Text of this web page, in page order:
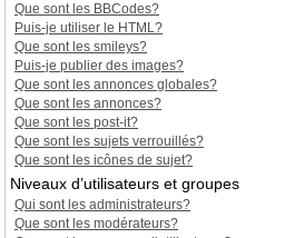
Que sont les BBCodes?
Puis-je utiliser le HTML?
Que sont les smileys?
Puis-je publier des images?
Que sont les annonces globales?
Que sont les annonces?
Que sont les post-it?
Que sont les sujets verrouillés?
Que sont les icônes de sujet?
Niveaux d’utilisateurs et groupes
Qui sont les administrateurs?
Que sont les modérateurs?